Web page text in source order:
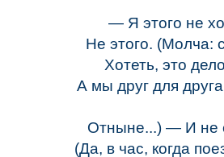
— Я этого не
Не этого. (Молча:
Хотеть, это
А мы друг для
Отныне...) — И не
(Да, в час, когда